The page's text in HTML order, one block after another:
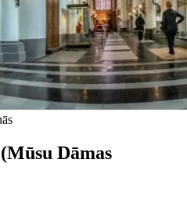
Dāmas